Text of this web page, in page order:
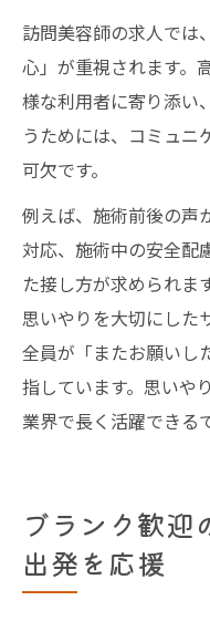
訪問美容師の求人では
心」が重視されます。
様な利用者に寄り添い
うためには、コミュニ
可欠です。
例えば、施術前後の声
対応、施術中の安全配
た接し方が求められま
思いやりを大切にした
全員が「またお願いし
指しています。思いや
業界で長く活躍できる
ブランク歓迎
出発を応援